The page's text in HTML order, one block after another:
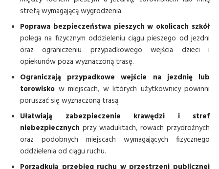
strefą wymagającą wygrodzenia.
Poprawa bezpieczeństwa pieszych w okolicach szkół
polega na fizycznym oddzieleniu ciągu pieszego od jezdni
oraz ograniczeniu przypadkowego wejścia dzieci i
opiekunów poza wyznaczoną trasę.
Ograniczają przypadkowe wejście na jezdnię lub
torowisko w miejscach, w których użytkownicy powinni
poruszać się wyznaczoną trasą.
Ułatwiają zabezpieczenie krawędzi i stref
niebezpiecznych przy wiaduktach, rowach przydrożnych
oraz podobnych miejscach wymagających fizycznego
oddzielenia od ciągu ruchu.